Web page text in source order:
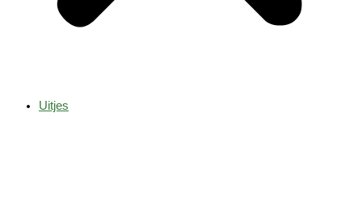
Uitjes